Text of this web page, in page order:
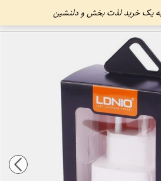
یک خرید لذت بخش و دلنشین